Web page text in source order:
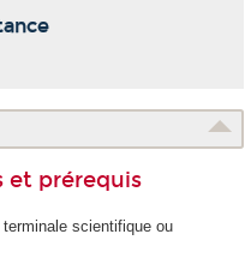
et prérequis
scientifique ou